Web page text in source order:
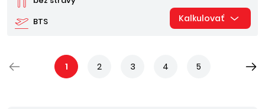
BTS Kalkulovať
1 2 3 4 5